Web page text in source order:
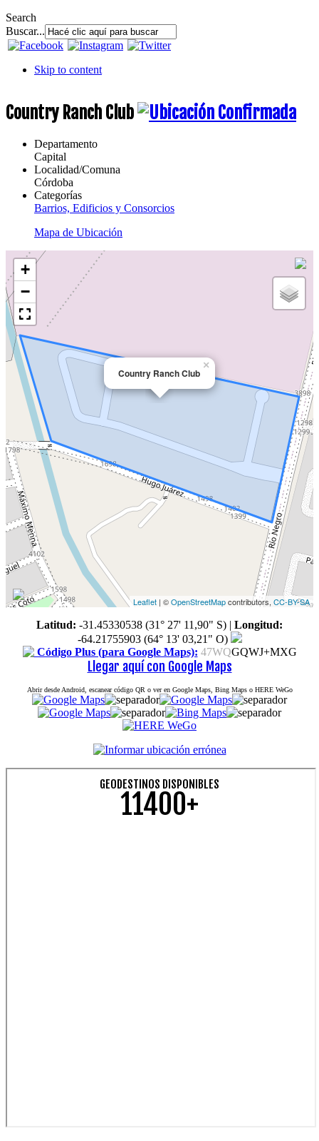
Search
Buscar...
Skip to content
Country Ranch Club
Departamento
Capital
Localidad/Comuna
Córdoba
Categorías
Barrios, Edificios y Consorcios
Mapa de Ubicación
Country Ranch Club
×
+
−
Leaflet | ©OpenStreetMapcontributors, CC-BY-SA
Latitud: -31.45330538 (31° 27' 11,90" S) | Longitud:
-64.21755903 (64° 13' 03,21" O)
Código Plus (para Google Maps): 47WQGQWJ+MXG
Llegar aquí con Google Maps
Abrir desde Android, escanear código QR o ver en Google Maps, Bing Maps o HERE WeGo
GEODESTINOS DISPONIBLES
11400+